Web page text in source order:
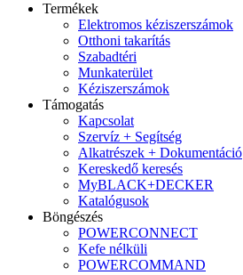
Termékek
Elektromos kéziszerszámok
Otthoni takarítás
Szabadtéri
Munkaterület
Kéziszerszámok
Támogatás
Kapcsolat
Szervíz + Segítség
Alkatrészek + Dokumentáció
Kereskedő keresés
MyBLACK+DECKER
Katalógusok
Böngészés
POWERCONNECT
Kefe nélküli
POWERCOMMAND